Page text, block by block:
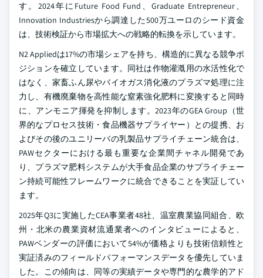
す。2024年にFuture Food Fund、Graduate Entrepreneur、
Innovation Industriesから調達した500万ユーロのシード資金
は、技術検証から市場拡大への戦略的転換を示しています。
N2 Appliedは17%の市場シェアを持ち、構造的に異なる競争ポ
ジションを確立しています。同社は作物灌漑用の水活性化で
はなく、家畜ふん尿やバイオガス消化液のプラズマ処理に注
力し、有機廃棄物を高性能な窒素強化肥料に変換すると同時
に、アンモニア揮発を抑制します。2023年のGEA Group（世
界的なプロセス技術・食品機器サプライヤー）との提携、お
よびその後のユニリーバの乳製品サプライチェーン統合は、
PAWセクターにおける最も重要な企業間チャネル開発であ
り、プラズマ肥料システムが大手食品企業のサプライチェー
ン持続可能性フレームワークに統合できることを実証してい
ます。
2025年Q3に実施したCEA事業者48社、温室農業協同組合、欧
州・北米の農業資材流通業者へのインタビューによると、
PAWベンダーの評価において54%が価格よりも技術信頼性と
実証済みのフィールドパフォーマンスデータを優先していま
した。この傾向は、同等の実績データや専門的な農学的アド